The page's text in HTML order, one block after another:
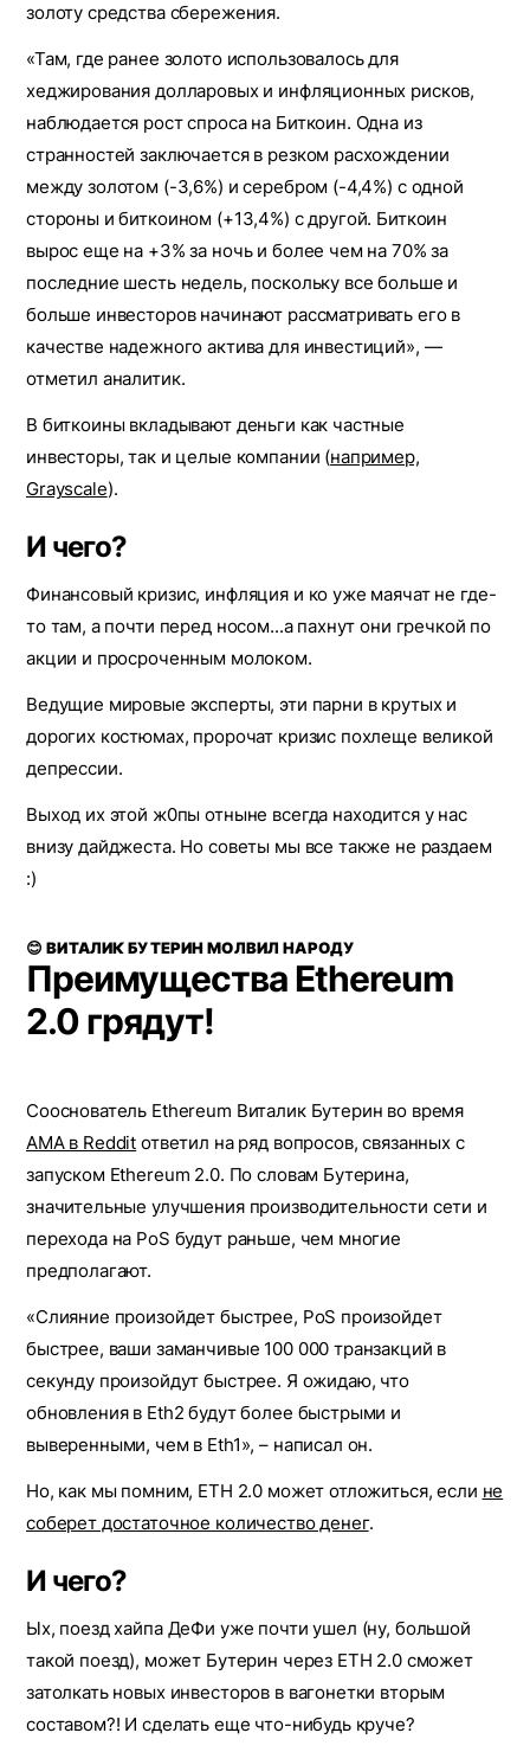
золоту средства сбережения.
«Там, где ранее золото использовалось для
хеджирования долларовых и инфляционных рисков,
наблюдается рост спроса на Биткоин. Одна из
странностей заключается в резком расхождении
между золотом (-3,6%) и серебром (-4,4%) с одной
стороны и биткоином (+13,4%) с другой. Биткоин
вырос еще на +3% за ночь и более чем на 70% за
последние шесть недель, поскольку все больше и
больше инвесторов начинают рассматривать его в
качестве надежного актива для инвестиций», ―
отметил аналитик.
В биткоины вкладывают деньги как частные
инвесторы, так и целые компании (например,
Grayscale).
И чего?
Финансовый кризис, инфляция и ко уже маячат не где-
то там, а почти перед носом...а пахнут они гречкой по
акции и просроченным молоком.
Ведущие мировые эксперты, эти парни в крутых и
дорогих костюмах, пророчат кризис похлеще великой
депрессии.
Выход их этой ж0пы отныне всегда находится у нас
внизу дайджеста. Но советы мы все также не раздаем
:)
😊 ВИТАЛИК БУТЕРИН МОЛВИЛ НАРОДУ
Преимущества Ethereum
2.0 грядут!
Сооснователь Ethereum Виталик Бутерин во время
АМА в Reddit ответил на ряд вопросов, связанных с
запуском Ethereum 2.0. По словам Бутерина,
значительные улучшения производительности сети и
перехода на PoS будут раньше, чем многие
предполагают.
«Слияние произойдет быстрее, PoS произойдет
быстрее, ваши заманчивые 100 000 транзакций в
секунду произойдут быстрее. Я ожидаю, что
обновления в Eth2 будут более быстрыми и
выверенными, чем в Eth1», – написал он.
Но, как мы помним, ETH 2.0 может отложиться, если не
соберет достаточное количество денег.
И чего?
Ых, поезд хайпа ДеФи уже почти ушел (ну, большой
такой поезд), может Бутерин через ETH 2.0 сможет
затолкать новых инвесторов в вагонетки вторым
составом?! И сделать еще что-нибудь круче?